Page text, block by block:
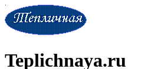
Teplichnaya.ru